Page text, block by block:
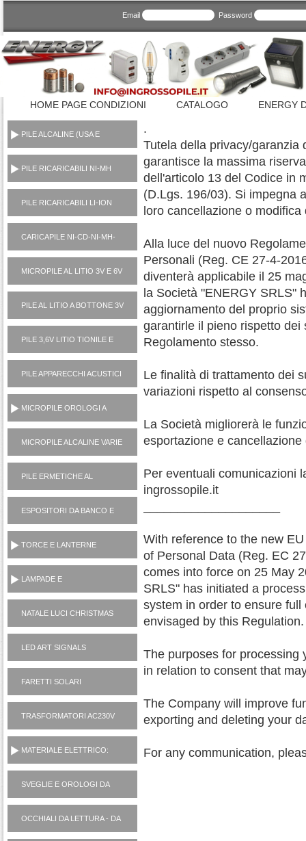
Email Password
HOME PAGE CONDIZIONI CATALOGO ENERGY
PILE ALCALINE (USA E
GETTA CONSUMER)
PILE RICARICABILI NI-MH
1,2V
PILE RICARICABILI LI-ION
3,7V
CARICAPILE NI-CD-NI-MH-
LI-ION-POWER BANK
MICROPILE AL LITIO 3V E 6V
PILE AL LITIO A BOTTONE 3V
PILE 3,6V LITIO TIONILE E
3V LITIO MANGANESE (USA
PILE APPARECCHI ACUSTICI
1,4V ZINCO ARIA
MICROPILE OROLOGI A
PASTICCA OSSIDO
MICROPILE ALCALINE VARIE
(1,5V, 6V, 12V)
PILE ERMETICHE AL
PIOMBO 6V E 12V
ESPOSITORI DA BANCO E
TERRA
TORCE E LANTERNE
PORTATILI
LAMPADE E
ILLUMINOTECNICA
NATALE LUCI CHRISTMAS
LED ART SIGNALS
FARETTI SOLARI
TRASFORMATORI AC230V
AD ALIMENTATORI 12V
MATERIALE ELETTRICO:
VARIE
SVEGLIE E OROLOGI DA
PARETE
OCCHIALI DA LETTURA - DA
SOLE
.
Tutela della privacy/
garantisce la massima
dell'articolo 13 del Codice in
(D.Lgs. 196/03). Si impegna
loro cancellazione o
Alla luce del nuovo
Personali (Reg. CE 27-4-
diventerà applicabile il 25
la Società "ENERGY SRLS"
aggiornamento del proprio
garantirle il pieno rispetto
Regolamento stesso.
Le finalità di trattamento dei
variazioni rispetto al
La Società migliorerà le
esportazione e cancellazione
Per eventuali comunicazioni
ingrossopile.it
With reference to the new
of Personal Data (Reg. EC
comes into force on 25 May
SRLS" has initiated a
system in order to ensure
envisaged by this Regulation.
The purposes for processing
in relation to consent that
The Company will improve
exporting and deleting your
For any communication,